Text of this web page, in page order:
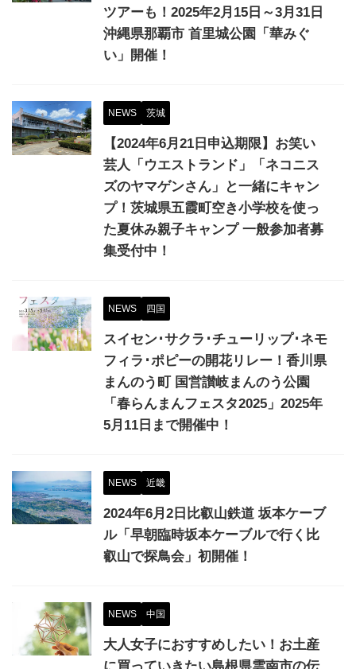
ツアーも！2025年2月15日～3月31日
沖縄県那覇市 首里城公園「華みぐ
い」開催！
NEWS 茨城
【2024年6月21日申込期限】お笑い
芸人「ウエストランド」「ネコニス
ズのヤマゲンさん」と一緒にキャン
プ！茨城県五霞町空き小学校を使っ
た夏休み親子キャンプ 一般参加者募
集受付中！
NEWS 四国
スイセン･サクラ･チューリップ･ネモ
フィラ･ポピーの開花リレー！香川県
まんのう町 国営讃岐まんのう公園
「春らんまんフェスタ2025」2025年
5月11日まで開催中！
NEWS 近畿
2024年6月2日比叡山鉄道 坂本ケーブ
ル「早朝臨時坂本ケーブルで行く比
叡山で探鳥会」初開催！
NEWS 中国
大人女子におすすめしたい！お土産